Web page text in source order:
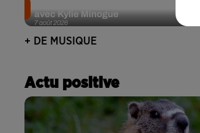
7 août 2026
avec Kylie Minogue
+ DE MUSIQUE
Actu positive